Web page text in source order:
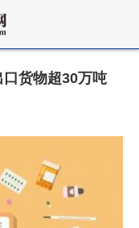
货物超30万吨